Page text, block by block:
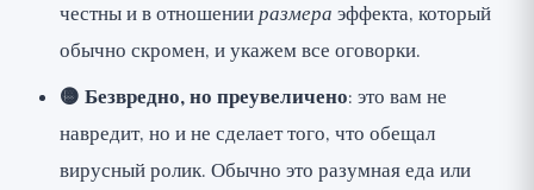
честны и в отношенииразмера эффекта, который
обычно скромен, и укажем все оговорки.
🟡 Безвредно, но преувеличено: это вам не
навредит, но и не сделает того, что обещал
вирусный ролик. Обычно это разумная еда или